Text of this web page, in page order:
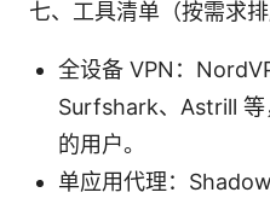
七、工具清单（按需求排
全设备 VPN：
Surfshark、Astrill 等
的用户。
单应用代理：